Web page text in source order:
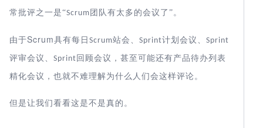
常批评之一是“Scrum 团队有太多的会议了”。
由于Scrum具有每日 Scrum站会、 Sprint计划会议、 Sprint
评审会议、 Sprint 回顾会议，甚至可能还有产品待办列表
精化会议，也就不难理解为什么人们会这样评论。
但是让我们看看这是不是真的。